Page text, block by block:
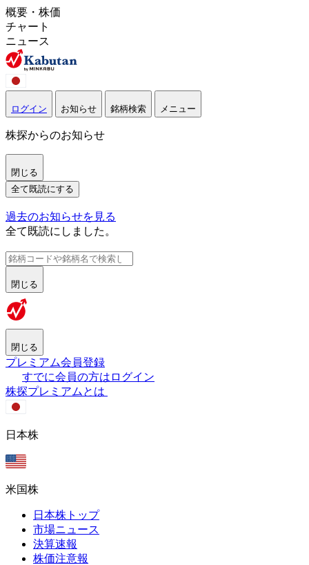
概要・株価
チャート
ニュース
ログイン お知らせ 銘柄検索 メニュー
株探からのお知らせ
閉じる
全て既読にする
過去のお知らせを見る
全て既読にしました。
閉じる
閉じる
プレミアム会員登録
すでに会員の方はログイン
株探プレミアムとは
日本株
米国株
日本株トップ
市場ニュース
決算速報
株価注意報